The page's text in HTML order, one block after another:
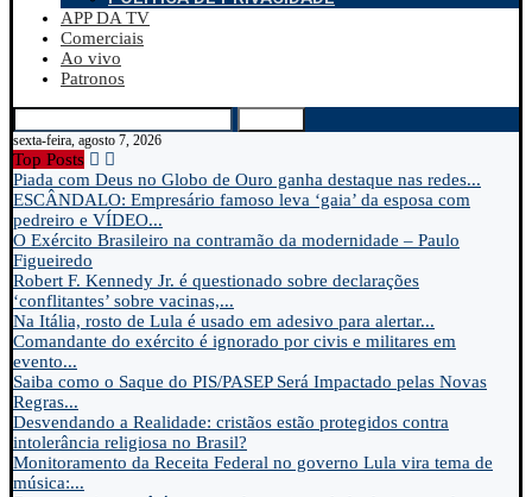
APP DA TV
Comerciais
Ao vivo
Patronos
sexta-feira, agosto 7, 2026
Top Posts
Piada com Deus no Globo de Ouro ganha destaque nas redes...
ESCÂNDALO: Empresário famoso leva ‘gaia’ da esposa com
pedreiro e VÍDEO...
O Exército Brasileiro na contramão da modernidade – Paulo
Figueiredo
Robert F. Kennedy Jr. é questionado sobre declarações
‘conflitantes’ sobre vacinas,...
Na Itália, rosto de Lula é usado em adesivo para alertar...
Comandante do exército é ignorado por civis e militares em
evento...
Saiba como o Saque do PIS/PASEP Será Impactado pelas Novas
Regras...
Desvendando a Realidade: cristãos estão protegidos contra
intolerância religiosa no Brasil?
Monitoramento da Receita Federal no governo Lula vira tema de
música:...